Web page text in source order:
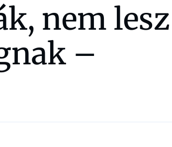
nem lesz
–